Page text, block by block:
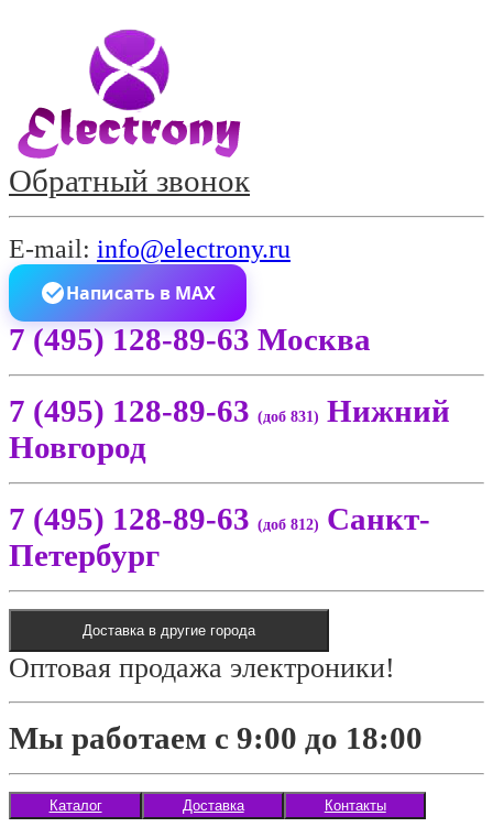
Обратный звонок
E-mail: info@electrony.ru
Написать в MAX
7 (495) 128-89-63 Москва
7 (495) 128-89-63 (доб 831) Нижний
Новгород
7 (495) 128-89-63 (доб 812) Санкт-
Петербург
Доставка в другие города
Оптовая продажа электроники!
Мы работаем с 9:00 до 18:00
Каталог Доставка Контакты